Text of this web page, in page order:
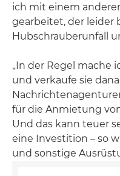
ich mit einem
gearbeitet, der leider
Hubschrauberunfall
„In der Regel mache
und verkaufe sie
für die Anmietung
Und das kann teuer
eine Investition – so
und sonstige